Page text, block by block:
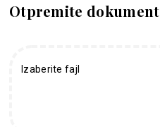
Otpremite dokument
Izaberite fajl